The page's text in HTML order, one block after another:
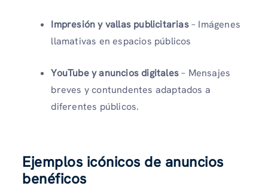
Impresión y vallas publicitarias– Imágenes
llamativas en espacios públicos
YouTube y anuncios digitales– Mensajes
breves y contundentes adaptados a
diferentes públicos.
Ejemplos icónicos de anuncios
benéficos